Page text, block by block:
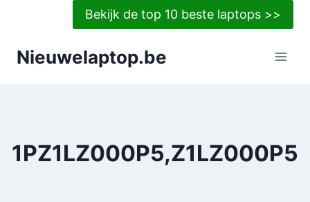
Bekijk de top 10 beste laptops >>
Nieuwelaptop.be
1PZ1LZ000P5,Z1LZ000P5